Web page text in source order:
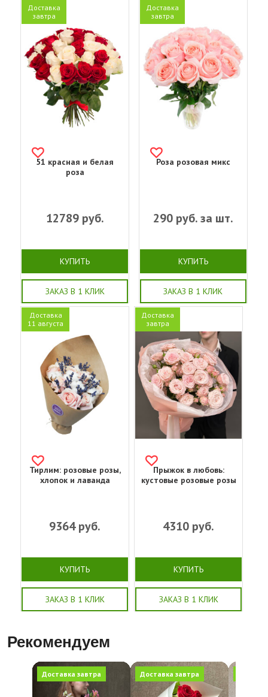
Доставка
завтра
51 красная и белая
роза
12789руб.
КУПИТЬ
ЗАКАЗ В 1 КЛИК
Доставка
завтра
Роза розовая микс
290руб. за шт.
КУПИТЬ
ЗАКАЗ В 1 КЛИК
Доставка
11 августа
Тирлим: розовые розы,
хлопок и лаванда
9364руб.
КУПИТЬ
ЗАКАЗ В 1 КЛИК
Доставка
завтра
Прыжок в любовь:
кустовые розовые розы
4310 руб.
КУПИТЬ
ЗАКАЗ В 1 КЛИК
Рекомендуем
Доставка завтра Доставка завтра